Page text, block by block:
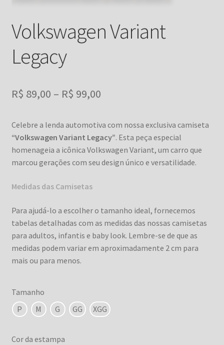
Volkswagen Variant
Legacy
R$ 89,00 – R$ 99,00Faixa
preço:
R$ 89,00
através
Celebre a lenda automotiva com nossa exclusiva camiseta
“Volkswagen Variant Legacy”. Esta peça especial
homenageia a icônica Volkswagen Variant, um carro que
marcou gerações com seu design único e versatilidade.
Medidas das Camisetas
Para ajudá-lo a escolher o tamanho ideal, fornecemos
tabelas detalhadas com as medidas das nossas camisetas
para adultos, infantis e baby look. Lembre-se de que as
medidas podem variar em aproximadamente 2 cm para
mais ou para menos.
Tamanho
P
M G GG XGG
Cor da estampa